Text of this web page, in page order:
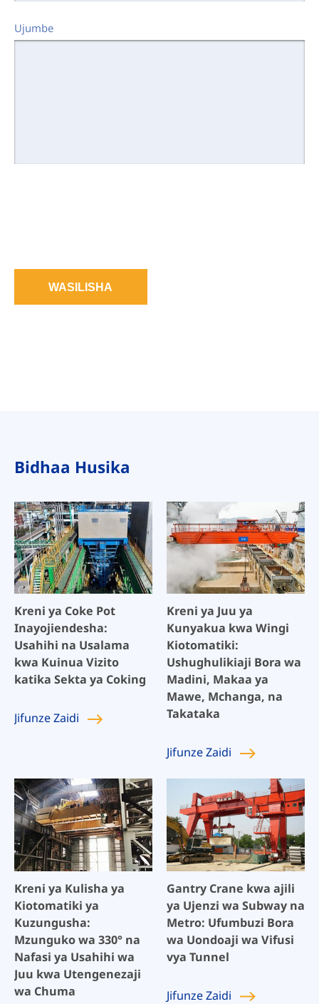
Ujumbe
WASILISHA
Bidhaa Husika
Kreni ya Coke Pot
Inayojiendesha:
Usahihi na Usalama
kwa Kuinua Vizito
katika Sekta ya Coking
JifunzeZaidi
Kreni ya Juu ya
Kunyakua kwa Wingi
Kiotomatiki:
Ushughulikiaji Bora wa
Madini, Makaa ya
Mawe, Mchanga, na
Takataka
JifunzeZaidi
Kreni ya Kulisha ya
Kiotomatiki ya
Kuzungusha:
Mzunguko wa 330° na
Nafasi ya Usahihi wa
Juu kwa Utengenezaji
wa Chuma
Gantry Crane kwa ajili
ya Ujenzi wa Subway na
Metro: Ufumbuzi Bora
wa Uondoaji wa Vifusi
vya Tunnel
JifunzeZaidi